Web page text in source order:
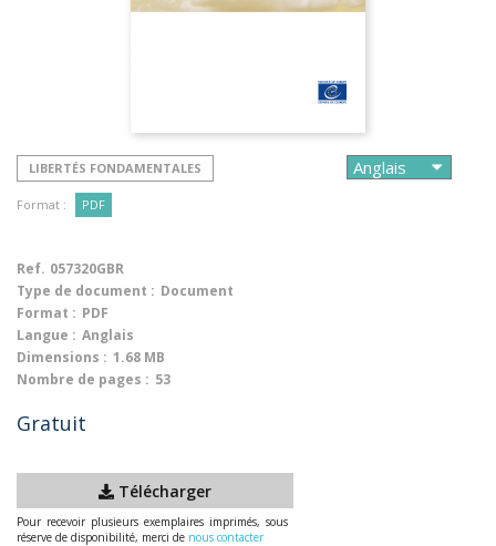
LIBERTÉS FONDAMENTALES
Format : PDF
Ref. 057320GBR
Type de document : Document
Format : PDF
Langue : Anglais
Dimensions : 1.68 MB
Nombre de pages : 53
Gratuit
Télécharger
Pour recevoir plusieurs exemplaires imprimés, sous
réserve de disponibilité, merci de nous contacter